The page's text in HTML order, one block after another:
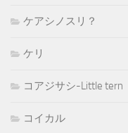
ケアシノスリ？
ケリ
コアジサシ-Little tern
コイカル